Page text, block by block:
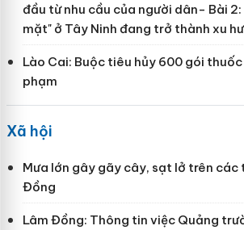
đầu từ nhu cầu của người dân- Bài
mặt" ở Tây Ninh đang trở thành xu
Lào Cai: Buộc tiêu hủy 600 gói
phạm
Xã hội
Mưa lớn gây gãy cây, sạt lở trên các
Đồng
Lâm Đồng: Thông tin việc Quảng